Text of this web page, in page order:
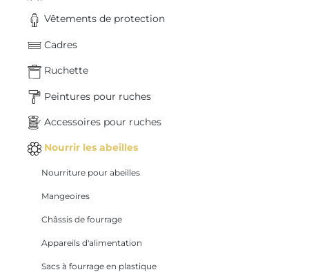
Vêtements de protection
Cadres
Ruchette
Peintures pour ruches
Accessoires pour ruches
Nourrir les abeilles
Nourriture pour abeilles
Mangeoires
Châssis de fourrage
Appareils d'alimentation
Sacs à fourrage en plastique